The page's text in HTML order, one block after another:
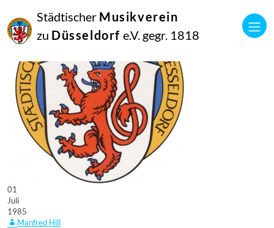
Städtischer Musikverein
zu Düsseldorf e.V. gegr. 1818
01
Juli
1985
Manfred Hill